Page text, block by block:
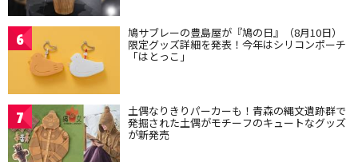
6 鳩サブレーの豊島屋が『鳩の日』（8月10日）
限定グッズ詳細を発表！今年はシリコンポーチ
「はとっこ」
7 土偶なりきりパーカーも！青森の縄文遺跡群で
発掘された土偶がモチーフのキュートなグッズ
が新発売